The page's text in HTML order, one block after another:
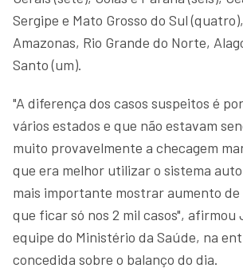
Sergipe e Mato Grosso do Sul
Amazonas, Rio Grande do Norte,
Santo (um).
"A diferença dos casos suspeitos é
vários estados e que não estavam
muito provavelmente a checagem
que era melhor utilizar o sistema
mais importante mostrar aumento
que ficar só nos 2 mil casos", afirmou
equipe do Ministério da Saúde, na
concedida sobre o balanço do dia.